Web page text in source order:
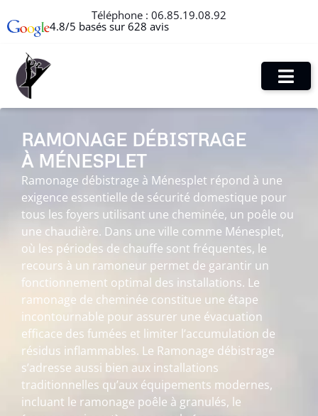
Téléphone : 06.85.19.08.92
4.8/5 basés sur 628 avis
RAMONAGE DÉBISTRAGE
À MÉNESPLET
Ramonage débistrage à Ménesplet répond à une
exigence essentielle de sécurité domestique pour
tous les foyers utilisant une cheminée, un poêle ou
une chaudière. Dans une ville comme Ménesplet,
où les périodes de chauffe sont fréquentes, le
recours à un ramoneur permet de garantir un
fonctionnement optimal des installations. Le
ramonage de cheminée constitue une étape
incontournable pour assurer une évacuation
efficace des fumées et limiter l’accumulation de
résidus inflammables. Le Ramonage débistrage
s’adresse aussi bien aux installations
traditionnelles qu’aux équipements modernes,
incluant le ramonage poêle à granulés, le